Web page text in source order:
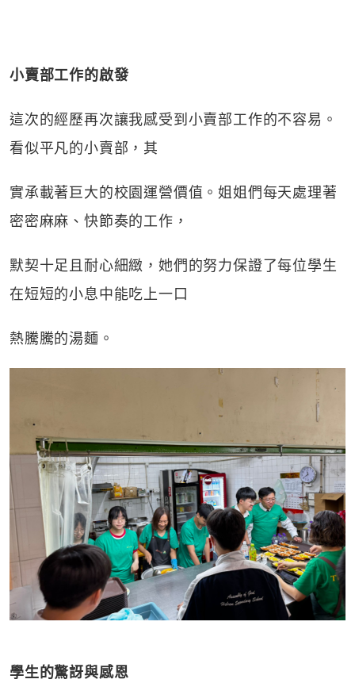
小賣部工作的啟發
這次的經歷再次讓我感受到小賣部工作的不容易。
看似平凡的小賣部，其
實承載著巨大的校園運營價值。姐姐們每天處理著
密密麻麻、快節奏的工作，
默契十足且耐心細緻，她們的努力保證了每位學生
在短短的小息中能吃上一口
熱騰騰的湯麵。
學生的驚訝與感恩